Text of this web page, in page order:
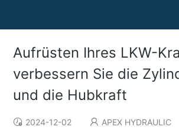
Aufrüsten Ihres LKW-
verbessern Sie die
und die Hubkraft
2024-12-02 APEX HYDRAULIC